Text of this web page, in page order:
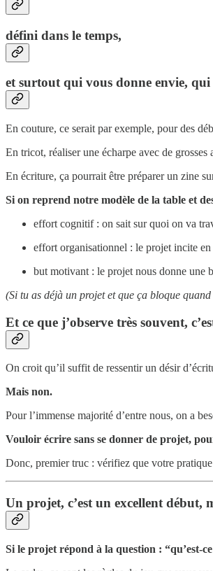
défini dans le temps,
et surtout qui vous donne envie, qui
En couture, ce serait par exemple, pour des
En tricot, réaliser une écharpe avec de
En écriture, ça pourrait être préparer un zine
Si on reprend notre modèle de la table et
effort cognitif : on sait sur quoi on va
effort organisationnel : le projet incite
but motivant : le projet nous donne une
(Si tu as déjà un projet et que ça bloque
Et ce que j’observe très souvent,
On croit qu’il suffit de ressentir un désir
Mais non.
Pour l’immense majorité d’entre nous, on a
Vouloir écrire sans se donner de projet,
Donc, premier truc : vérifiez que votre
Un projet, c’est un excellent début,
Si le projet répond à la question : “qu’est-